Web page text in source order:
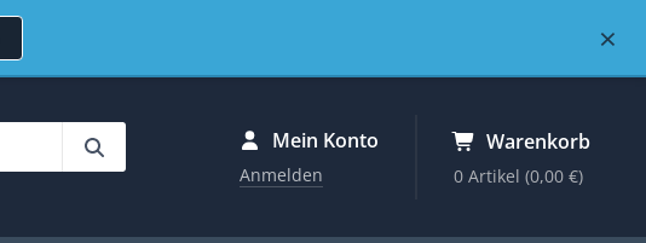
×
Mein Konto
Anmelden
Warenkorb
0 Artikel(0,00 €)